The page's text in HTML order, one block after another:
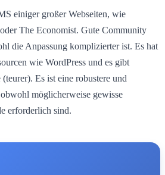
einiger großer Webseiten, wie
The Economist. Gute Community
die Anpassung komplizierter ist. Es hat
wie WordPress und es gibt
Es ist eine robustere und
möglicherweise gewisse
erforderlich sind.